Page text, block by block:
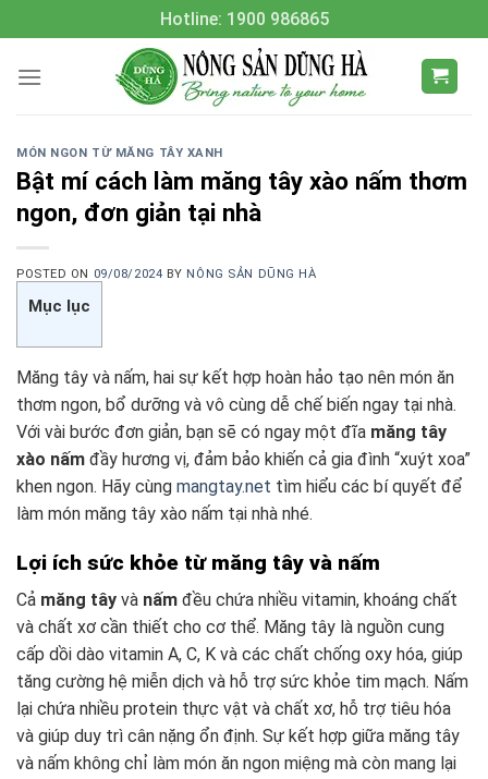
to
content
Hotline: 1900 986865
MÓN NGON TỪ MĂNG TÂY XANH
Bật mí cách làm măng tây xào nấm thơm
ngon, đơn giản tại nhà
POSTED ON 09/08/2024 BY NÔNG SẢN DŨNG HÀ
Mục lục
Măng tây và nấm, hai sự kết hợp hoàn hảo tạo nên món ăn
thơm ngon, bổ dưỡng và vô cùng dễ chế biến ngay tại nhà.
Với vài bước đơn giản, bạn sẽ có ngay một đĩa măng tây
xào nấm đầy hương vị, đảm bảo khiến cả gia đình “xuýt xoa”
khen ngon. Hãy cùng mangtay.net tìm hiểu các bí quyết để
làm món măng tây xào nấm tại nhà nhé.
Lợi ích sức khỏe từ măng tây và nấm
Cả măng tây và nấm đều chứa nhiều vitamin, khoáng chất
và chất xơ cần thiết cho cơ thể. Măng tây là nguồn cung
cấp dồi dào vitamin A, C, K và các chất chống oxy hóa, giúp
tăng cường hệ miễn dịch và hỗ trợ sức khỏe tim mạch. Nấm
lại chứa nhiều protein thực vật và chất xơ, hỗ trợ tiêu hóa
và giúp duy trì cân nặng ổn định. Sự kết hợp giữa măng tây
và nấm không chỉ làm món ăn ngon miệng mà còn mang lại